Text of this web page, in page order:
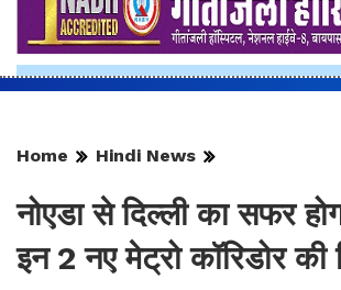
Home Hindi News
नोएडा से दिल्ली का सफर
इन 2 नए मेट्रो कॉरिडोर की